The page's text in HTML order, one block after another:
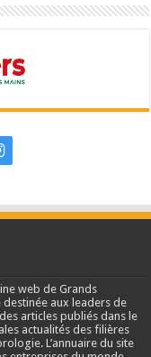
web de Grands
aux leaders de
articles publiés dans le
actualités des filières
L’annuaire du site